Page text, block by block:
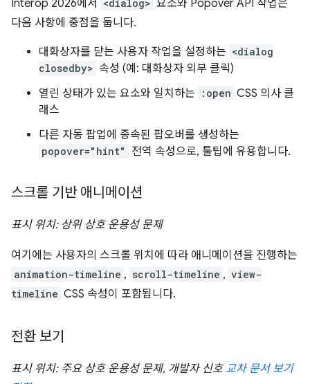
Interop 2026에서 <dialog> 요소와 Popover API 작업은
다음 사항에 중점을 둡니다.
대화상자를 닫는 사용자 작업을 설정하는 <dialog
closedby> 속성 (예: 대화상자 외부 클릭)
열린 상태가 있는 요소와 일치하는
:open CSS 의사 클
래스
다른 자동 팝업에 종속된 팝오버를 생성하는
popover="hint" 전역 속성으로, 툴팁에 유용합니다.
스크롤 기반 애니메이션
표시 위치: 상위 상호 운용성 문제
여기에는 사용자의 스크롤 위치에 따라 애니메이션을 진행하는
animation-timeline , scroll-timeline , view-
timeline CSS 속성이 포함됩니다.
전환 보기
표시 위치: 주요 상호 운용성 문제, 개발자 신호 교차 문서 보기